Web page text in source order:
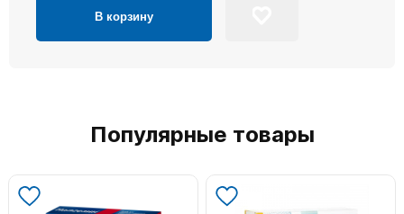
В корзину
Популярные товары